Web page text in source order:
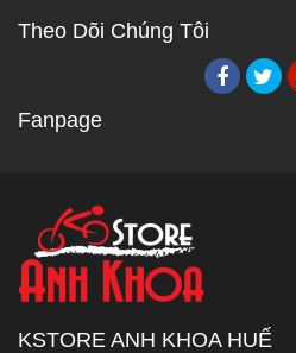
Theo Dõi Chúng Tôi
Fanpage
KSTORE ANH KHOA HUẾ